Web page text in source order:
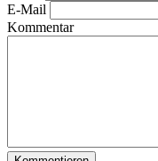
E-Mail
Kommentar